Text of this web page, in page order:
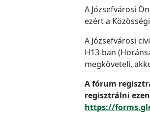
A Józsefvárosi
ezért a
A Józsefvárosi
H13-ban
megköveteli,
A fórum
regisztrálni
https://